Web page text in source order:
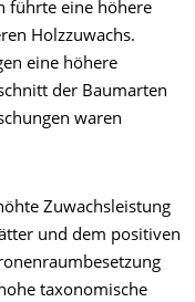
führte eine höhere
Holzzuwachs.
eine höhere
der Baumarten
waren
Zuwachsleistung
und dem positiven
taxonomische